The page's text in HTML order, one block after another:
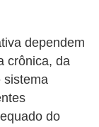
dependem
crônica, da
sistema
do